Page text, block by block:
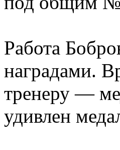
Работа
наградами.
тренеру —
удивлен